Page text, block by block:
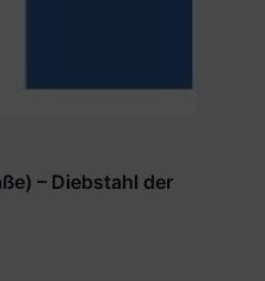
– Diebstahl der